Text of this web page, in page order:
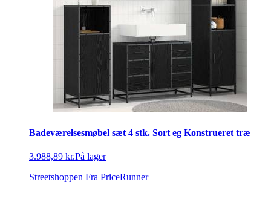
Badeværelsesmøbel sæt 4 stk. Sort eg Konstrueret træ
3.988,89 kr.På lager
Streetshoppen Fra PriceRunner